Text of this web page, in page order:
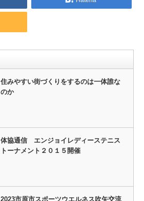
住みやすい街づくりをするのは一体誰な
のか
体協通信 エンジョイレディーステニス
トーナメント２０１５開催
2023市原市スポーツウエルネス吹矢交流